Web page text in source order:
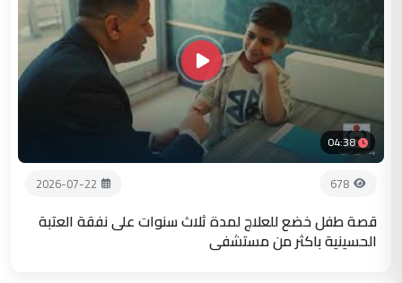
04:38
678
2026-07-22
قصة طفل خضع للعلاج لمدة ثلاث سنوات على نفقة العتبة
الحسينية باكثر من مستشفى